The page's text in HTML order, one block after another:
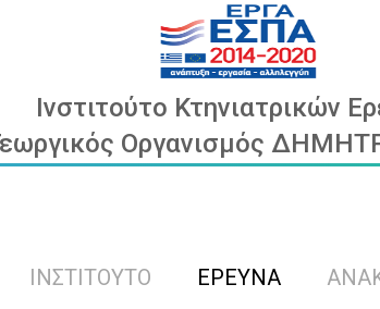
Ινστιτούτο Κτηνιατρικών
Οργανισμός
ΙΝΣΤΙΤΟΥΤΟ ΕΡΕΥΝΑ